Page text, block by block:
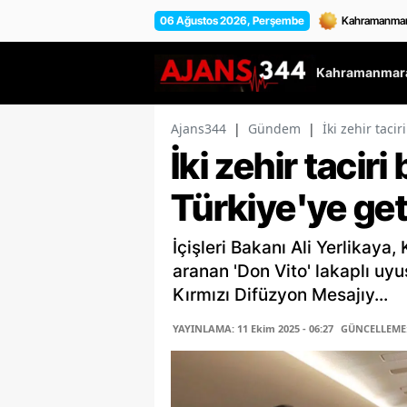
06 Ağustos 2026, Perşembe
Ajans344 | Gündem | İki zehir
İki zehir taciri
Türkiye'ye
İçişleri Bakanı Ali Yerlikaya,
aranan 'Don Vito' lakaplı
Kırmızı Difüzyon Mesajıy...
YAYINLAMA: 11 Ekim 2025 - 06:27